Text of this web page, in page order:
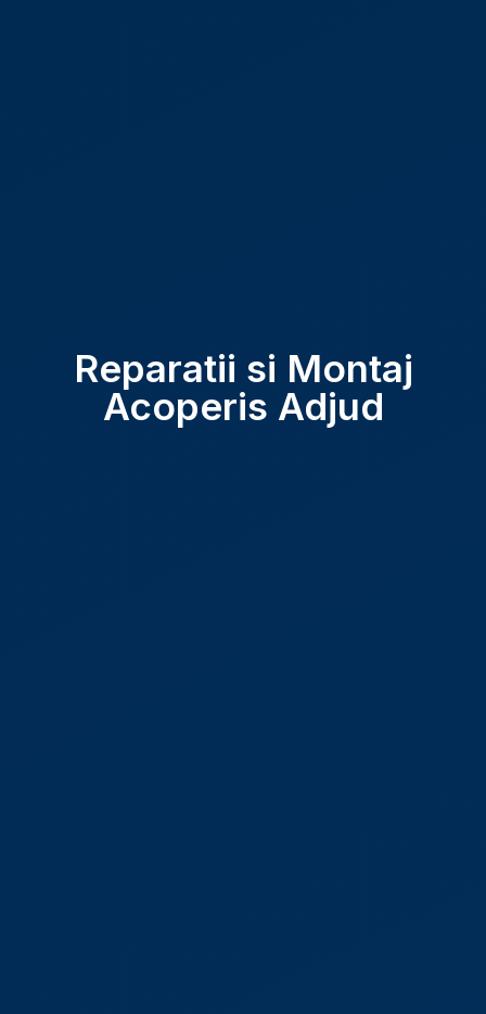
Reparatii si Montaj
Acoperis Adjud